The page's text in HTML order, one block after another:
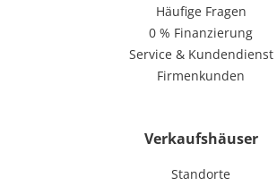
Häufige Fragen
0 % Finanzierung
Service & Kundendienst
Firmenkunden
Verkaufshäuser
Standorte